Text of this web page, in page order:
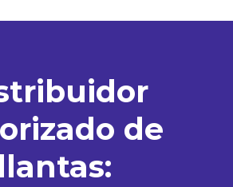
de
llantas: